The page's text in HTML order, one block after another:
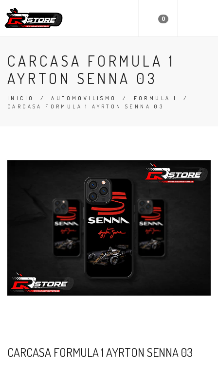
0
CARCASA FORMULA 1
AYRTON SENNA 03
INICIO /AUTOMOVILISMO / FORMULA 1
/
CARCASA FORMULA 1 AYRTON SENNA 03
CARCASA FORMULA 1 AYRTON SENNA 03